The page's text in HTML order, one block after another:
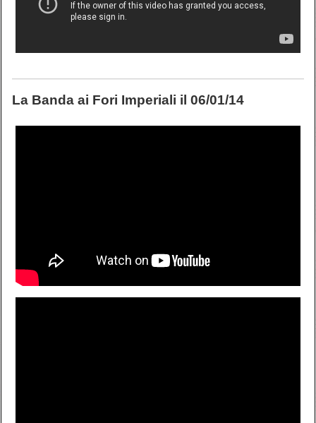
La Banda ai Fori Imperiali il 06/01/14